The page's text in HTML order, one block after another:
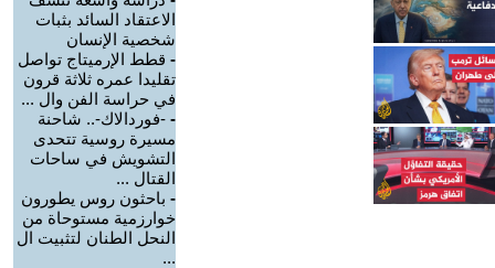
الاعتقاد السائد بثبات
شخصية الإنسان
- قطط الإرميتاج تواصل
تقليدا عمره ثلاثة قرون
في حراسة الفن وال ...
- -فوردالاك-.. شاحنة
مسيرة روسية تتحدى
التشويش في ساحات
القتال ...
- باحثون روس يطورون
خوارزمية مستوحاة من
النحل الطنان لتثبيت ال
...